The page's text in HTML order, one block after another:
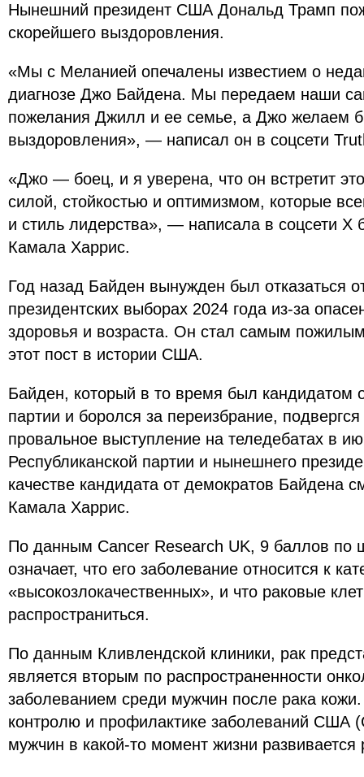
Нынешний президент США Дональд Трамп
скорейшего выздоровления.
«Мы с Меланией опечалены известием о
диагнозе Джо Байдена. Мы передаем наши
пожелания Джилл и ее семье, а Джо желаем
выздоровления», — написал он в соцсети
«Джо — боец, и я уверена, что он встретит
силой, стойкостью и оптимизмом, которые
и стиль лидерства», — написала в соцсети Х
Камала Харрис.
Год назад Байден вынужден был отказаться
президентских выборах 2024 года из-за
здоровья и возраста. Он стал самым
этот пост в истории США.
Байден, который в то время был кандидатом
партии и боролся за переизбрание,
провальное выступление на теледебатах в
Республиканской партии и нынешнего
качестве кандидата от демократов Байдена
Камала Харрис.
По данным Cancer Research UK, 9 баллов по
означает, что его заболевание относится к
«высокозлокачественных», и что раковые
распространиться.
По данным Кливлендской клиники, рак
является вторым по распространенности
заболеванием среди мужчин после рака
контролю и профилактике заболеваний США
мужчин в какой-то момент жизни развивается